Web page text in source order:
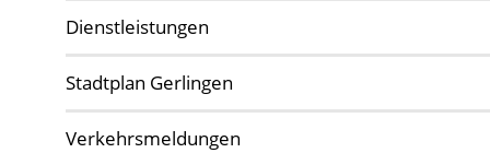
Dienstleistungen
Stadtplan Gerlingen
Verkehrsmeldungen